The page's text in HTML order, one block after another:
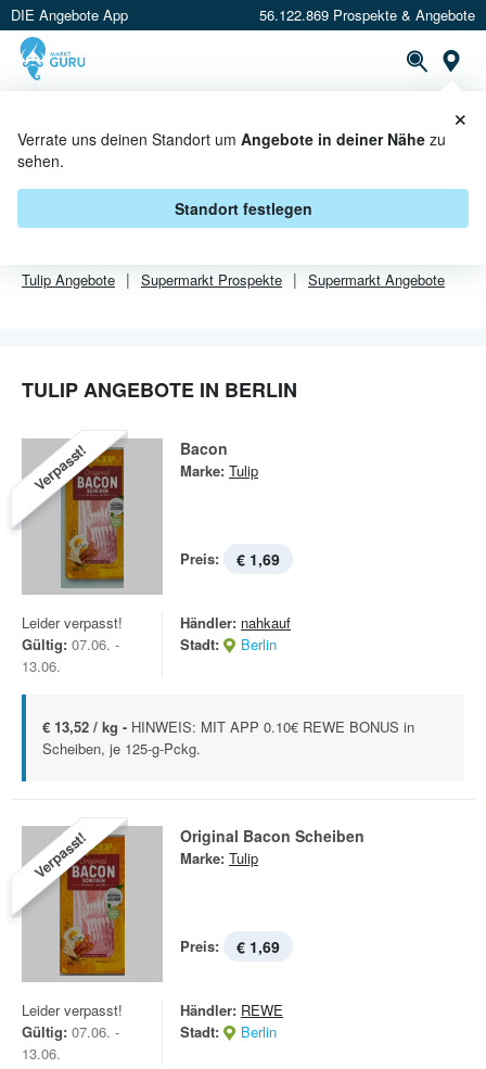
DIE Angebote App 56.122.869 Prospekte & Angebote
Verrate uns deinen Standort um Angebote in deiner Nähe zu
sehen.
Standort festlegen
×
TULIP ANGEBOTE IN BERLIN
VonTulipsind in Berlin leider alle Angebebote abgelaufen.
Tulip Angebote Supermarkt Prospekte Supermarkt Angebote
TULIP ANGEBOTE IN BERLIN
Verpasst! Bacon
Marke: Tulip
Preis: € 1,69
Leider verpasst!
Gültig: 07.06. -
13.06.
Händler: nahkauf
Stadt:
Berlin
€ 13,52 / kg - HINWEIS: MIT APP 0.10€ REWE BONUS in
Scheiben, je 125-g-Pckg.
Verpasst! Original Bacon Scheiben
Marke: Tulip
Preis: € 1,69
Leider verpasst!
Gültig: 07.06. -
13.06.
Händler: REWE
Stadt:
Berlin